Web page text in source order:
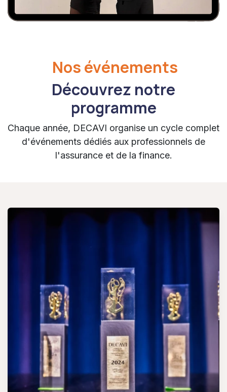
Nos événements
Découvrez notre
programme
Chaque année, DECAVI organise un cycle complet
d'événements dédiés aux professionnels de
l'assurance et de la finance.